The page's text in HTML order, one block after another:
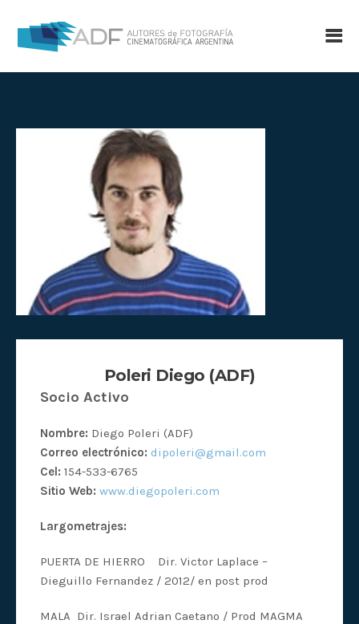
Poleri Diego (ADF)
Socio Activo
Nombre: Diego Poleri (ADF)
Correo electrónico: dipoleri@gmail.com
Cel: 154-533-6765
Sitio Web: www.diegopoleri.com
Largometrajes:
PUERTA DE HIERRO Dir. Victor Laplace –
Dieguillo Fernandez / 2012/ en post prod
MALA Dir. Israel Adrian Caetano / Prod MAGMA